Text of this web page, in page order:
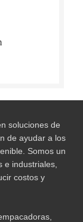
soluciones de
de ayudar a los
Somos un
e industriales,
costos y